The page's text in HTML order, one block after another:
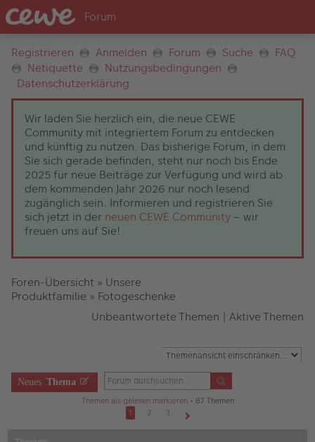
Registrieren Anmelden Forum Suche
FAQ
Netiquette
Nutzungsbedingungen
Datenschutzerklärung
Wir laden Sie herzlich ein, die neue CEWE
Community mit integriertem Forum zu entdecken
und künftig zu nutzen. Das bisherige Forum, in dem
Sie sich gerade befinden, steht nur noch bis Ende
2025 für neue Beiträge zur Verfügung und wird ab
dem kommenden Jahr 2026 nur noch lesend
zugänglich sein. Informieren und registrieren Sie
sich jetzt in der neuen CEWE Community – wir
freuen uns auf Sie!
Foren-Übersicht » Unsere
Produktfamilie » Fotogeschenke
Unbeantwortete Themen | Aktive Themen
Neues Thema
Themen als gelesen markieren• 87 Themen
1
2
3